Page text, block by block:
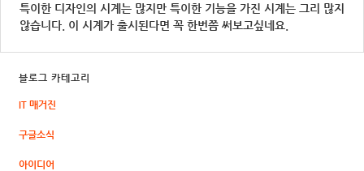
특이한 디자인의 시계는 많지만 특이한 기능을 가진 시계는 그리 많지
않습니다. 이 시계가 출시된다면 꼭 한번쯤 써보고싶네요.
블로그 카테고리
IT 매거진
구글소식
아이디어